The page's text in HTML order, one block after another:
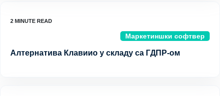
Маркетиншки софтвер
Алтернатива Клавиио у складу са ГДПР-ом